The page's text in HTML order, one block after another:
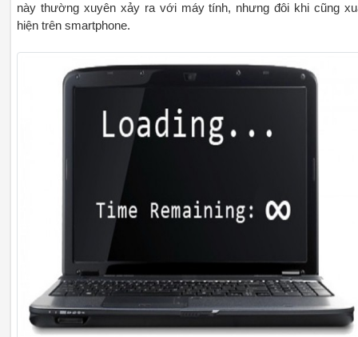
này thường xuyên xảy ra với máy tính, nhưng đôi khi cũng
hiện trên smartphone.